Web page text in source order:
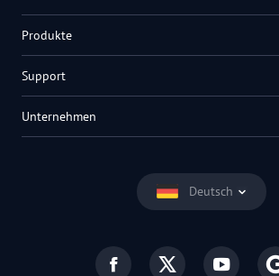
Deutsch
Produkte
Support
Unternehmen